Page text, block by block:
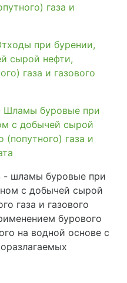
газа и
при бурении,
сырой нефти,
газа и газового
Шламы буровые при
с добычей сырой
(попутного) газа и
- шламы буровые при
с добычей сырой
газа и газового
бурового
на водной основе с